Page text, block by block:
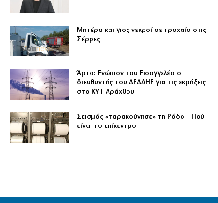
Μητέρα και γιος νεκροί σε τροχαίο στις
Σέρρες
Άρτα: Ενώπιον του Εισαγγελέα ο
διευθυντής του ΔΕΔΔΗΕ για τις εκρήξεις
στο ΚΥΤ Αράχθου
Σεισμός «ταρακούνησε» τη Ρόδο – Πού
είναι το επίκεντρο